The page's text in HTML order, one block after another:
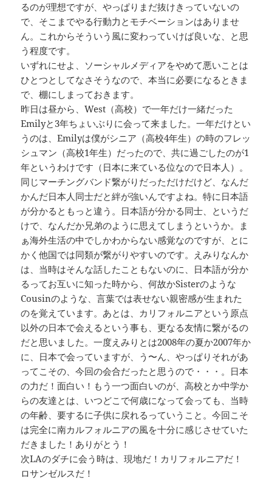
るのが理想ですが、やっぱりまだ抜けきっていないの
で、そこまでやる行動力とモチベーションはありませ
ん。これからそういう風に変わっていけば良いな、と思
う程度です。
いずれにせよ、ソーシャルメディアをやめて悪いことは
ひとつとしてなさそうなので、本当に必要になるときま
で、棚にしまっておきます。
昨日は昼から、West（高校）で一年だけ一緒だった
Emilyと3年ちょいぶりに会って来ました。一年だけとい
うのは、Emilyは僕がシニア（高校4年生）の時のフレッ
シュマン（高校1年生）だったので、共に過ごしたのが1
年というわけです（日本に来ている位なので日本人）。
同じマーチングバンド繋がりだっただけだけど、なんだ
かんだ日本人同士だと絆が強いんですよね。特に日本語
が分かるともっと違う。日本語が分かる同士、というだ
けで、なんだか兄弟のように思えてしまうというか。ま
ぁ海外生活の中でしかわからない感覚なのですが、とに
かく他国では同類が繋がりやすいのです。えみりなんか
は、当時はそんな話したこともないのに、日本語が分か
るってお互いに知った時から、何故かSisterのような
Cousinのような、言葉では表せない親密感が生まれた
のを覚えています。あとは、カリフォルニアという原点
以外の日本で会えるという事も、更なる友情に繋がるの
だと思いました。一度えみりとは2008年の夏か2007年か
に、日本で会っていますが、う〜ん、やっぱりそれがあ
ってこその、今回の会合だったと思うので・・・。日本
の力だ！面白い！もう一つ面白いのが、高校とか中学か
らの友達とは、いつどこで何歳になって会っても、当時
の年齢、要するに子供に戻れるっていうこと。今回こそ
は完全に南カルフォルニアの風を十分に感じさせていた
だきました！ありがとう！
次LAのダチに会う時は、現地だ！カリフォルニアだ！
ロサンゼルスだ！